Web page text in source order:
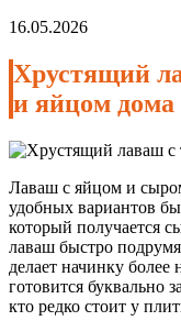
16.05.2026
Хрустящий
и яйцом дома
Лаваш с яйцом и
удобных вариантов
который получается
лаваш быстро
делает начинку
готовится буквально
кто редко стоит у